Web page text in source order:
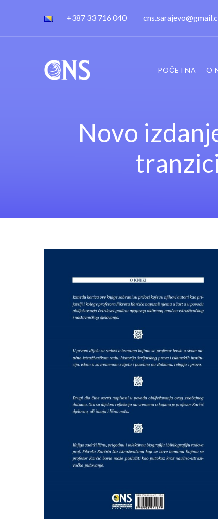
+387 33 716 040
POČETNA O
Novo